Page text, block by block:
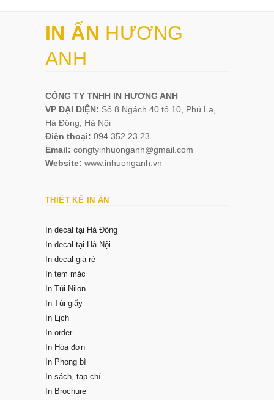
IN ẤN HƯƠNG
ANH
CÔNG TY TNHH IN HƯƠNG ANH
VP ĐẠI DIỆN: Số 8 Ngách 40 tổ 10, Phú La,
Hà Đông, Hà Nội
Điện thoại: 094 352 23 23
Email: congtyinhuonganh@gmail.com
Website: www.inhuonganh.vn
THIẾT KẾ IN ẤN
In decal tại Hà Đông
In decal tại Hà Nội
In decal giá rẻ
In tem mác
In Túi Nilon
In Túi giấy
In Lịch
In order
In Hóa đơn
In Phong bì
In sách, tạp chí
In Brochure